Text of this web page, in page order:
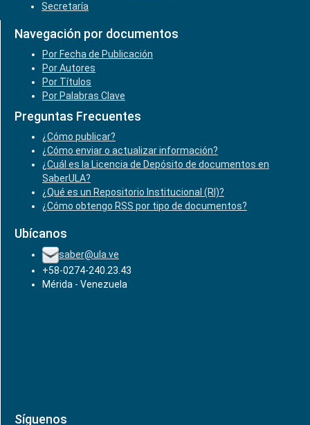
Secretaría
Navegación por documentos
Por Fecha de Publicación
Por Autores
Por Títulos
Por Palabras Clave
Preguntas Frecuentes
¿Cómo publicar?
¿Cómo enviar o actualizar información?
¿Cuál es la Licencia de Depósito de documentos en
SaberULA?
¿Qué es un Repositorio Institucional (RI)?
¿Cómo obtengo RSS por tipo de documentos?
Ubícanos
saber@ula.ve
+58-0274-240.23.43
Mérida - Venezuela
Síguenos